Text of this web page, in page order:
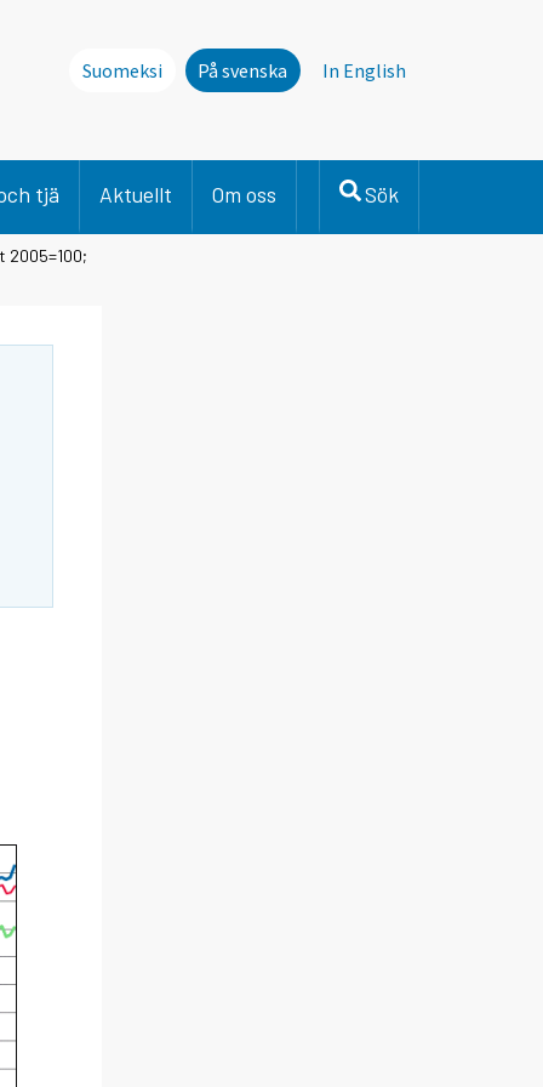
Suomeksi På svenska In English
tjä Aktuellt Om oss Sök
2005=100;